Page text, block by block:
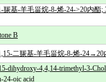
羰基-羊毛甾烷-8-烯-24->20内酯;
B
二羰基-羊毛甾烷-8-烯-24→20
dihydroxy-4,4,14-trimethyl-3-
24-oic acid